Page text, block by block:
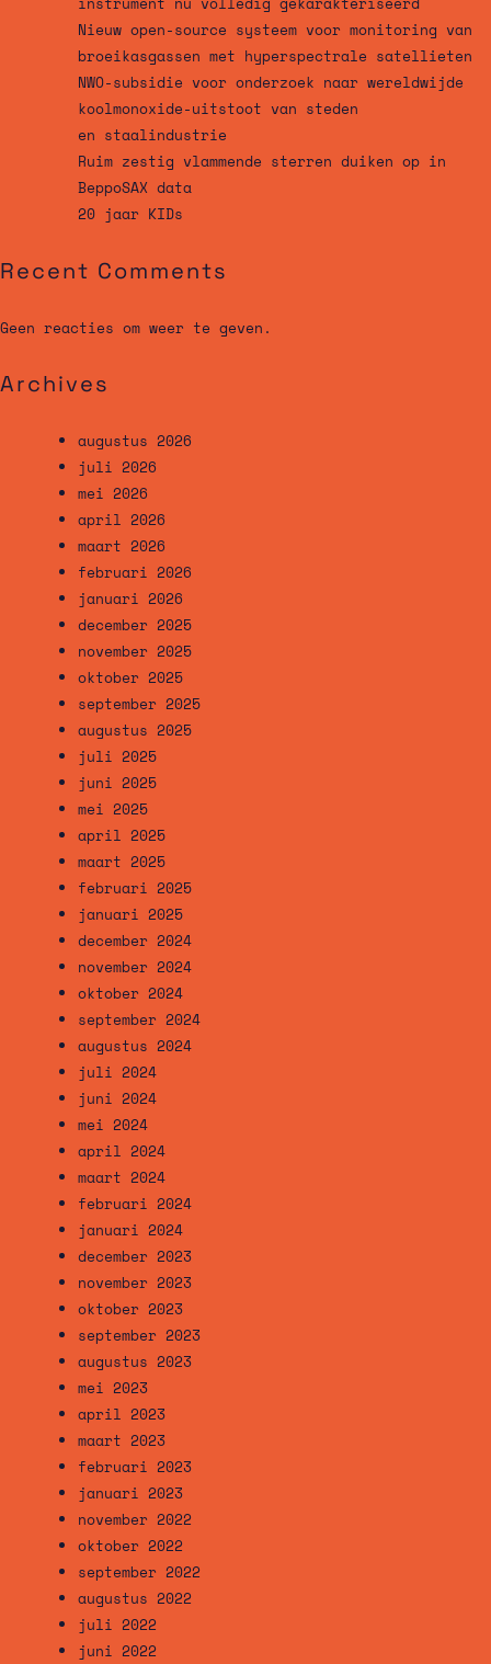
Nieuw open-source systeem voor monitoring van
broeikasgassen met hyperspectrale satellieten
NWO-subsidie voor onderzoek naar wereldwijde
koolmonoxide-uitstoot van steden
en staalindustrie
Ruim zestig vlammende sterren duiken op in
BeppoSAX data
20 jaar KIDs
Recent Comments
Geen reacties om weer te geven.
Archives
augustus 2026
juli 2026
mei 2026
april 2026
maart 2026
februari 2026
januari 2026
december 2025
november 2025
oktober 2025
september 2025
augustus 2025
juli 2025
juni 2025
mei 2025
april 2025
maart 2025
februari 2025
januari 2025
december 2024
november 2024
oktober 2024
september 2024
augustus 2024
juli 2024
juni 2024
mei 2024
april 2024
maart 2024
februari 2024
januari 2024
december 2023
november 2023
oktober 2023
september 2023
augustus 2023
mei 2023
april 2023
maart 2023
februari 2023
januari 2023
november 2022
oktober 2022
september 2022
augustus 2022
juli 2022
juni 2022